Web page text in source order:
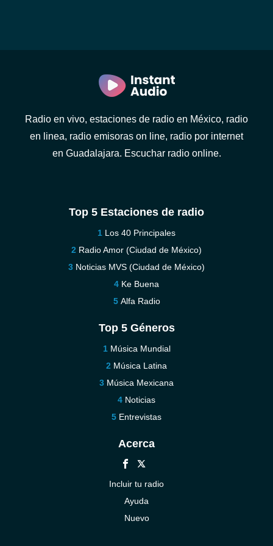
Radio en vivo, estaciones de radio en México, radio
en linea, radio emisoras on line, radio por internet
en Guadalajara. Escuchar radio online.
Top 5 Estaciones de radio
Los 40 Principales
Radio Amor (Ciudad de México)
Noticias MVS (Ciudad de México)
Ke Buena
Alfa Radio
Top 5 Géneros
Música Mundial
Música Latina
Música Mexicana
Noticias
Entrevistas
Acerca
Incluir tu radio
Ayuda
Nuevo